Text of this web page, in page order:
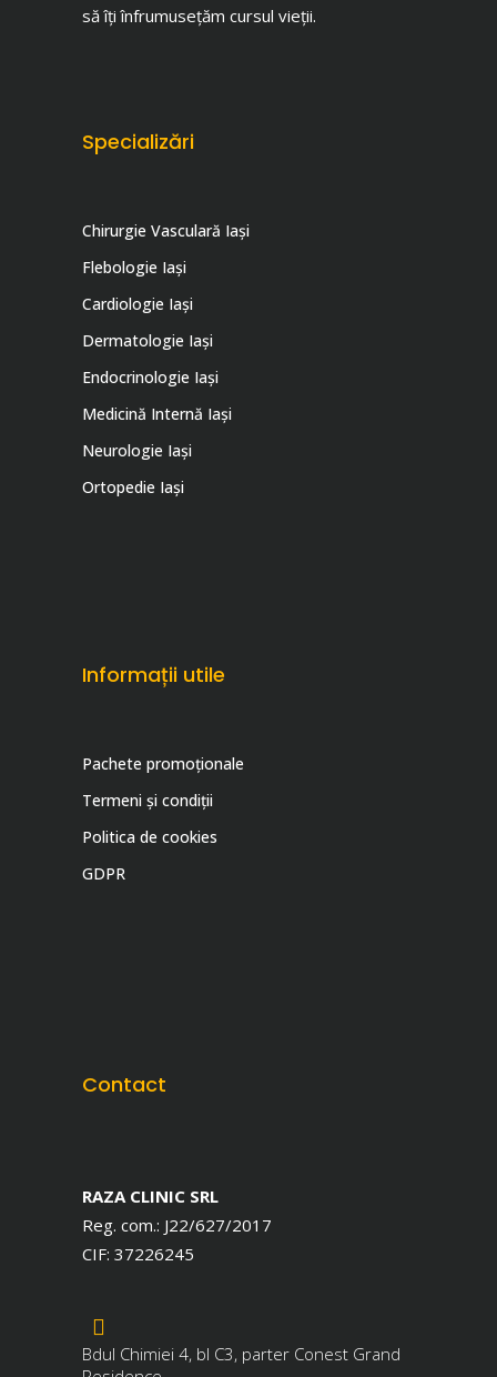
să îți înfrumusețăm cursul vieții.
Specializări
Chirurgie Vasculară Iași
Flebologie Iași
Cardiologie Iași
Dermatologie Iași
Endocrinologie Iaşi
Medicină Internă Iaşi
Neurologie Iaşi
Ortopedie Iaşi
Informații utile
Pachete promoționale
Termeni și condiții
Politica de cookies
GDPR
Contact
RAZA CLINIC SRL
Reg. com.: J22/627/2017
CIF: 37226245
Bdul Chimiei 4, bl C3, parter Conest Grand